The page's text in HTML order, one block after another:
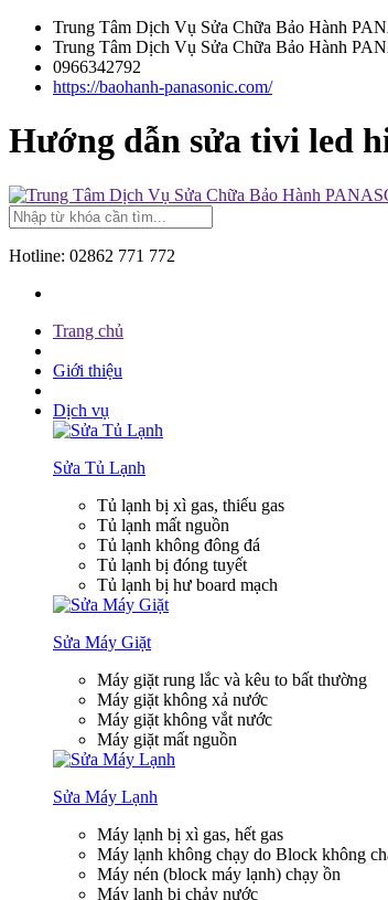
Trung Tâm Dịch Vụ Sửa Chữa Bảo Hành
Trung Tâm Dịch Vụ Sửa Chữa Bảo Hành
0966342792
https://baohanh-panasonic.com/
Hướng dẫn sửa tivi led
Hotline: 02862 771 772
Trang chủ
Giới thiệu
Dịch vụ
Sửa Tủ Lạnh
Tủ lạnh bị xì gas, thiếu gas
Tủ lạnh mất nguồn
Tủ lạnh không đông đá
Tủ lạnh bị đóng tuyết
Tủ lạnh bị hư board mạch
Sửa Máy Giặt
Máy giặt rung lắc và kêu to bất thường
Máy giặt không xả nước
Máy giặt không vắt nước
Máy giặt mất nguồn
Sửa Máy Lạnh
Máy lạnh bị xì gas, hết gas
Máy lạnh không chạy do Block không
Máy nén (block máy lạnh) chạy ồn
Máy lạnh bị chảy nước